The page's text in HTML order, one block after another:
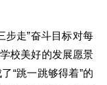
步走”奋斗目标对每
校美好的发展愿景
“跳一跳够得着”的